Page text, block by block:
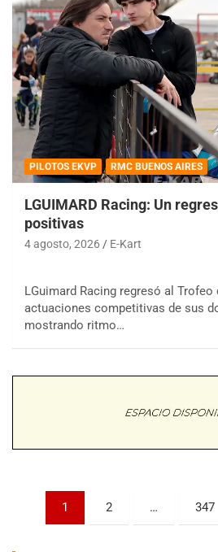
PILOTOS EKVP RMC BUENOS AIRES
LGUIMARD Racing: Un
positivas
4 agosto, 2026 E-Kart
LGuimard Racing regresó al
actuaciones competitivas de sus
mostrando ritmo…
Paginación
1 2 … 347
COBERTURA ESPECIAL DE E-
08/09-AGO
Trenque Lauquen (Buenos Aires)
Villaguay (Entre Ríos)